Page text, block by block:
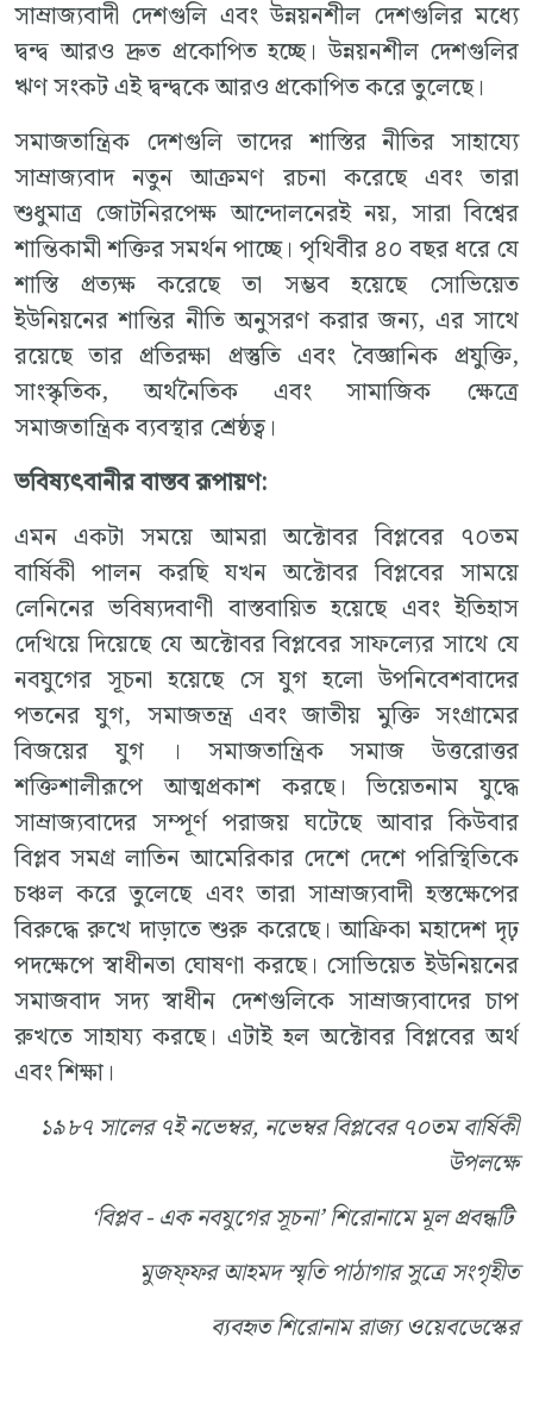
সাম্রাজ্যবাদী দেশগুলি এবং উন্নয়নশীল দেশগুলির মধ্যে
দ্বন্দ্ব আরও দ্রুত প্রকোপিত হচ্ছে। উন্নয়নশীল দেশগুলির
ঋণ সংকট এই দ্বন্দ্বকে আরও প্রকোপিত করে তুলেছে।
সমাজতান্ত্রিক দেশগুলি তাদের শাস্তির নীতির সাহায্যে
সাম্রাজ্যবাদ নতুন আক্রমণ রচনা করেছে এবং তারা
শুধুমাত্র জোটনিরপেক্ষ আন্দোলনেরই নয়, সারা বিশ্বের
শান্তিকামী শক্তির সমর্থন পাচ্ছে। পৃথিবীর ৪০ বছর ধরে যে
শাস্তি প্রত্যক্ষ করেছে তা সম্ভব হয়েছে সোভিয়েত
ইউনিয়নের শান্তির নীতি অনুসরণ করার জন্য, এর সাথে
রয়েছে তার প্রতিরক্ষা প্রস্তুতি এবং বৈজ্ঞানিক প্রযুক্তি,
সাংস্কৃতিক, অর্থনৈতিক এবং সামাজিক ক্ষেত্রে
সমাজতান্ত্রিক ব্যবস্থার শ্রেষ্ঠত্ব।
ভবিষ্যৎবানীরবাস্তবরূপায়ণ:
এমন একটা সময়ে আমরা অক্টোবর বিপ্লবের ৭০তম
বার্ষিকী পালন করছি যখন অক্টোবর বিপ্লবের সাময়ে
লেনিনের ভবিষ্যদবাণী বাস্তবায়িত হয়েছে এবং ইতিহাস
দেখিয়ে দিয়েছে যে অক্টোবর বিপ্লবের সাফল্যের সাথে যে
নবযুগের সূচনা হয়েছে সে যুগ হলো উপনিবেশবাদের
পতনের যুগ, সমাজতন্ত্র এবং জাতীয় মুক্তি সংগ্রামের
বিজয়ের যুগ । সমাজতান্ত্রিক সমাজ উত্তরোত্তর
শক্তিশালীরূপে আত্মপ্রকাশ করছে। ভিয়েতনাম যুদ্ধে
সাম্রাজ্যবাদের সম্পূর্ণ পরাজয় ঘটেছে আবার কিউবার
বিপ্লব সমগ্র লাতিন আমেরিকার দেশে দেশে পরিস্থিতিকে
চঞ্চল করে তুলেছে এবং তারা সাম্রাজ্যবাদী হস্তক্ষেপের
বিরুদ্ধে রুখে দাড়াতে শুরু করেছে। আফ্রিকা মহাদেশ দৃঢ়
পদক্ষেপে স্বাধীনতা ঘোষণা করছে। সোভিয়েত ইউনিয়নের
সমাজবাদ সদ্য স্বাধীন দেশগুলিকে সাম্রাজ্যবাদের চাপ
রুখতে সাহায্য করছে। এটাই হল অক্টোবর বিপ্লবের অর্থ
এবং শিক্ষা।
১৯৮৭ সালের ৭ই নভেম্বর, নভেম্বর বিপ্লবের ৭০তম বার্ষিকী
উপলক্ষে
‘বিপ্লব - এক নবযুগের সূচনা’শিরোনামে মূল প্রবন্ধটি
মুজফ্‌ফর আহমদ স্মৃতি পাঠাগার সুত্রে সংগৃহীত
ব্যবহৃত শিরোনাম রাজ্য ওয়েবডেস্কের